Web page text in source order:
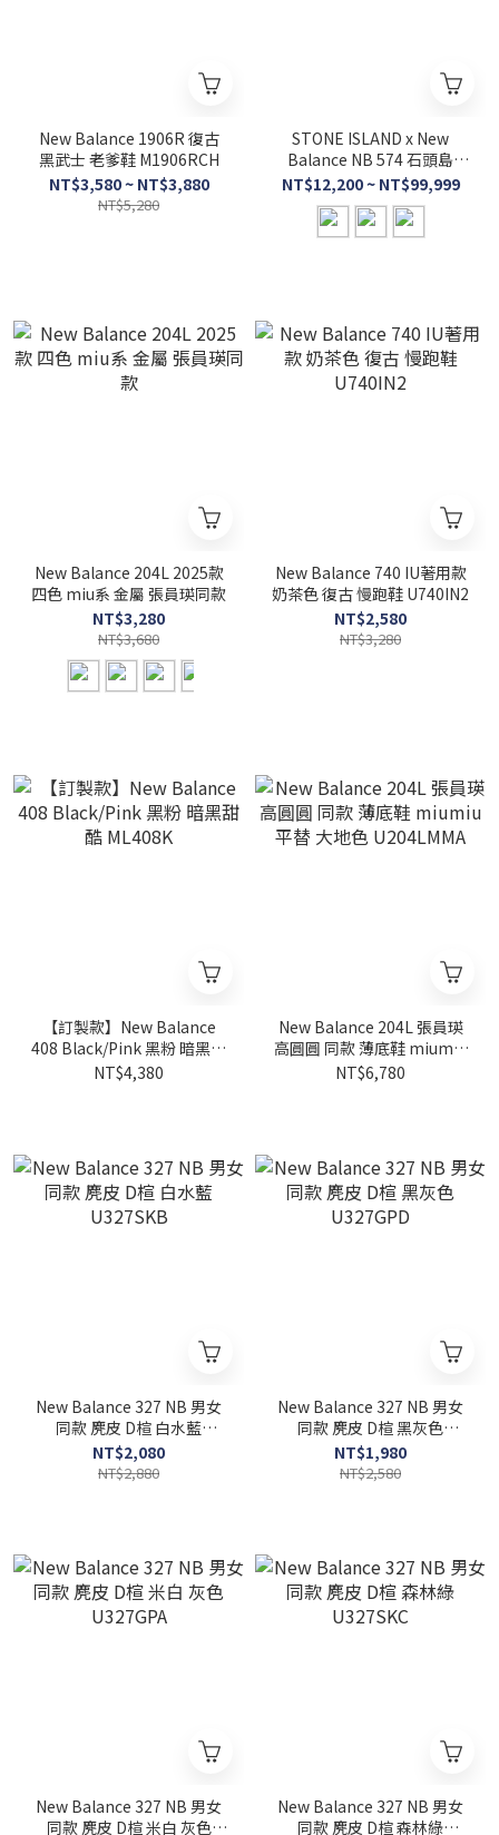
New Balance 1906R 復古
黑武士 老爹鞋 M1906RCH
NT$3,580 ~ NT$3,880
NT$5,280
STONE ISLAND x New
Balance NB 574 石頭島
2025聯名 三色
NT$12,200 ~ NT$99,999
New Balance 204L 2025款
四色 miu系 金屬 張員瑛同款
NT$3,280
NT$3,680
New Balance 740 IU著用款
奶茶色 復古 慢跑鞋 U740IN2
NT$2,580
NT$3,280
【訂製款】New Balance
408 Black/Pink 黑粉 暗黑甜
酷 ML408K
NT$4,380
New Balance 204L 張員瑛
高圓圓 同款 薄底鞋 miumiu
平替 大地色 U204LMMA
NT$6,780
New Balance 327 NB 男女
同款 麂皮 D楦 白水藍
U327SKB
NT$2,080
NT$2,880
New Balance 327 NB 男女
同款 麂皮 D楦 黑灰色
U327GPD
NT$1,980
NT$2,580
New Balance 327 NB 男女
同款 麂皮 D楦 米白 灰色
New Balance 327 NB 男女
同款 麂皮 D楦 森林綠